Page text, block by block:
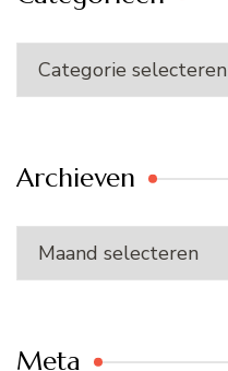
Categorieën
Archieven
Archieven
Meta